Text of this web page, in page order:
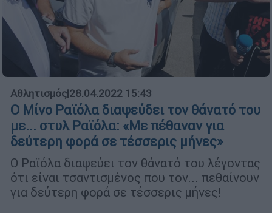
Αθλητισμός|28.04.2022 15:43
Ο Μίνο Ραϊόλα διαψεύδει τον θάνατό του
με... στυλ Ραϊόλα: «Με πέθαναν για
δεύτερη φορά σε τέσσερις μήνες»
Ο Ραϊόλα διαψεύει τον θάνατό του λέγοντας
ότι είναι τσαντισμένος που τον... πεθαίνουν
για δεύτερη φορά σε τέσσερις μήνες!